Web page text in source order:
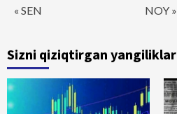
« SEN NOY »
Sizni qiziqtirgan yangiliklar